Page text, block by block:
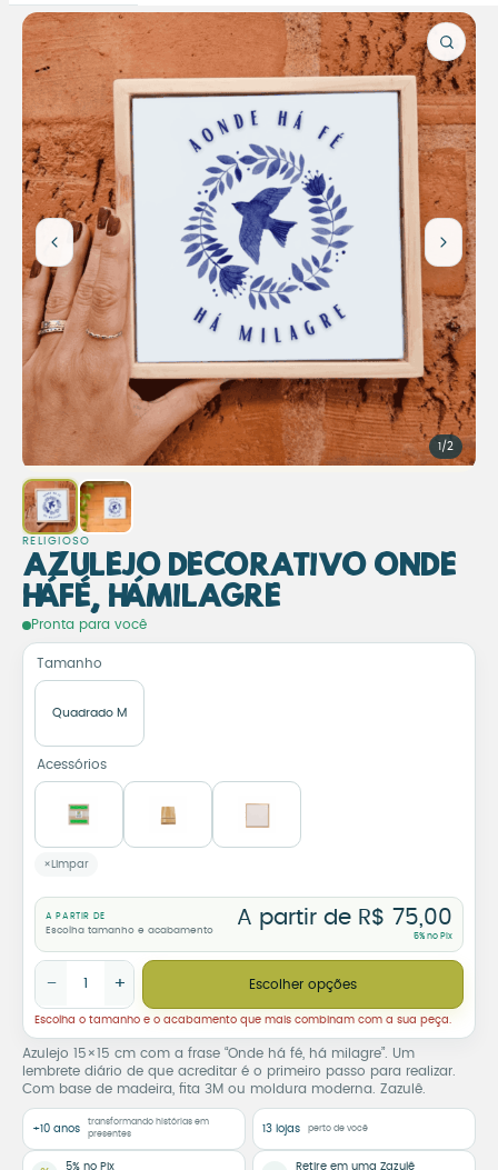
1/2
RELIGIOSO
Azulejo Decorativo Onde
Há Fé, Há Milagre
Azulejo Decorativo Onde Há
Pronta para você
Azulejo 15×15 cm com a frase “Onde há fé, há milagre”. Um
lembrete diário de que acreditar é o primeiro passo para realizar.
Com base de madeira, fita 3M ou moldura moderna. Zazulê.
Tamanho
Quadrado M
Acessórios
Limpar
A PARTIR DE
Escolha tamanho e acabamento
A partir de R$ 75,00
5% no Pix
Azulejo Decorativo Onde Há Fé, Há Milagre quantidade
− + Escolher opções
Escolha o tamanho e o acabamento que mais combinam com a sua peça.
+10 anos
transformando histórias em
presentes
13 lojas perto de você
5% no Pix Retire em uma Zazulê